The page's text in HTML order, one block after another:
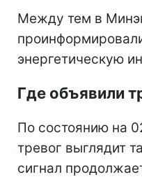
Между тем в
энергетическую
Где объявили
По состоянию на
тревог выглядит
сигнал